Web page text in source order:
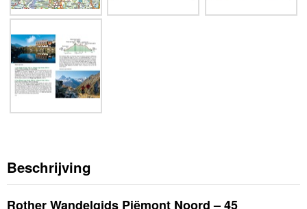
Beschrijving
Rother Wandelgids Piëmont Noord – 45